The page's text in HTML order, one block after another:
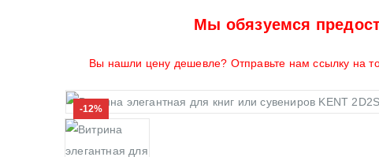
Мы обязуемся
Вы нашли цену дешевле? Отправьте нам ссылку на
-12%